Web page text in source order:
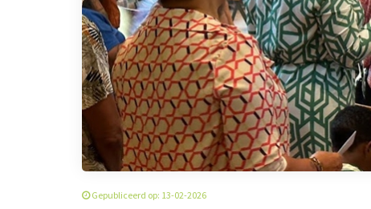
Gepubliceerd op: 13-02-2026